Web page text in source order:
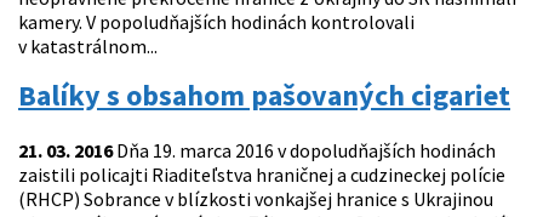
kamery. V popoludňajších hodinách kontrolovali
v katastrálnom...
Balíky s obsahom pašovaných cigariet
21. 03. 2016Dňa 19. marca 2016 v dopoludňajších hodinách
zaistili policajti Riaditeľstva hraničnej a cudzineckej polície
(RHCP) Sobrance v blízkosti vonkajšej hranice s Ukrajinou